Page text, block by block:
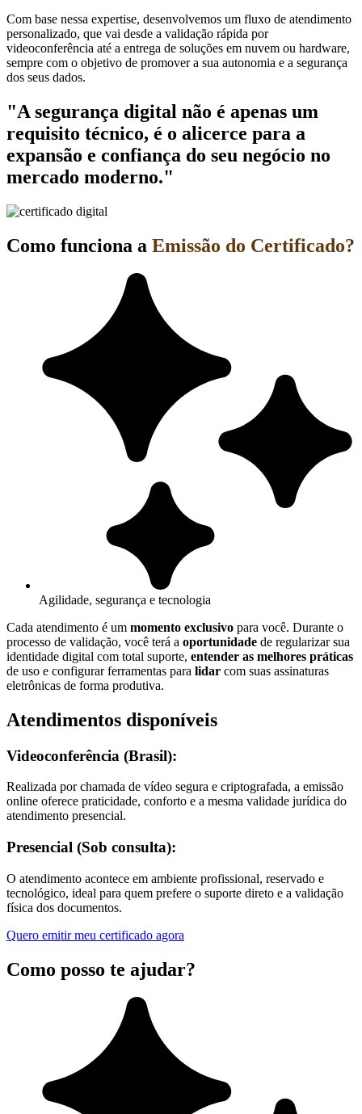
Com base nessa expertise, desenvolvemos um fluxo de atendimento
personalizado, que vai desde a validação rápida por
videoconferência até a entrega de soluções em nuvem ou hardware,
sempre com o objetivo de promover a sua autonomia e a segurança
dos seus dados.
"A segurança digital não é apenas um
requisito técnico, é o alicerce para a
expansão e confiança do seu negócio no
mercado moderno."
Como funciona a Emissão do Certificado?
Agilidade, segurança e tecnologia
Cada atendimento é um momento exclusivo para você. Durante o
processo de validação, você terá a oportunidade de regularizar sua
identidade digital com total suporte, entender as melhores práticas
de uso e configurar ferramentas para lidar com suas assinaturas
eletrônicas de forma produtiva.
Atendimentos disponíveis
Videoconferência (Brasil):
Realizada por chamada de vídeo segura e criptografada, a emissão
online oferece praticidade, conforto e a mesma validade jurídica do
atendimento presencial.
Presencial (Sob consulta):
O atendimento acontece em ambiente profissional, reservado e
tecnológico, ideal para quem prefere o suporte direto e a validação
física dos documentos.
Quero emitir meu certificado agora
Como posso te ajudar?